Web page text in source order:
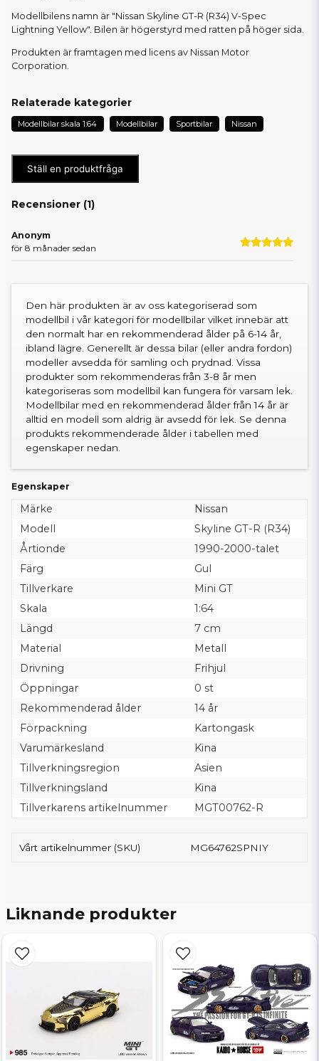
Modellbilens namn är "Nissan Skyline GT-R (R34) V-Spec
Lightning Yellow". Bilen är högerstyrd med ratten på höger sida.
Produkten är framtagen med licens av Nissan Motor
Corporation.
Relaterade kategorier
Modellbilar skala 1:64 Modellbilar Sportbilar Nissan
Ställ en produktfråga
Recensioner (1)
Anonym
för 8 månader sedan
Den här produkten är av oss kategoriserad som
modellbil i vår kategori för modellbilar vilket innebär att
den normalt har en rekommenderad ålder på 6-14 år,
ibland lägre. Generellt är dessa bilar (eller andra fordon)
modeller avsedda för samling och prydnad. Vissa
produkter som rekommenderas från 3-8 år men
kategoriseras som modellbil kan fungera för varsam lek.
Modellbilar med en rekommenderad ålder från 14 år är
alltid en modell som aldrig är avsedd för lek. Se denna
produkts rekommenderade ålder i tabellen med
egenskaper nedan.
Egenskaper
Märke
Nissan
Modell
Skyline GT-R (R34)
Årtionde
1990-2000-talet
Färg
Gul
Tillverkare
Mini GT
Skala
1:64
Längd
7 cm
Material
Metall
Drivning
Frihjul
Öppningar
0 st
Rekommenderad ålder
14 år
Förpackning
Kartongask
Varumärkesland
Kina
Tillverkningsregion
Asien
Tillverkningsland
Kina
Tillverkarens artikelnummer
MGT00762-R
Vårt artikelnummer (SKU) MG64762SPNIY
Liknande produkter